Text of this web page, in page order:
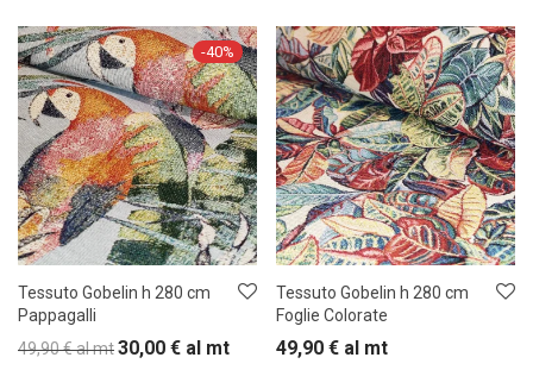
-40%
Tessuto Gobelin h 280 cm
Pappagalli
49,90€al mt30,00 € al mt
Tessuto Gobelin h 280 cm
Foglie Colorate
49,90 € al mt